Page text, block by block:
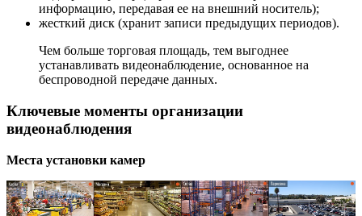
информацию, передавая ее на внешний носитель);
жесткий диск (хранит записи предыдущих периодов).
Чем больше торговая площадь, тем выгоднее
устанавливать видеонаблюдение, основанное на
беспроводной передаче данных.
Ключевые моменты организации
видеонаблюдения
Места установки камер